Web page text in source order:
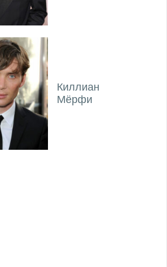
Киллиан
Мёрфи